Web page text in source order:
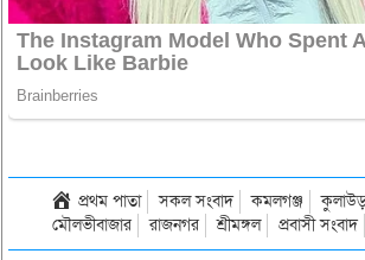
প্রথম পাতা সকল সংবাদ কমলগঞ্জ
মৌলভীবাজার
রাজনগর শ্রীমঙ্গল প্রবাসী সংবাদ